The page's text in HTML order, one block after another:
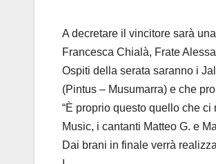
A decretare il vincitore sarà
Francesca Chialà, Frate
Ospiti della serata saranno i
(Pintus – Musumarra) e che
“È proprio questo quello che
Music, i cantanti Matteo G. e
Dai brani in finale verrà